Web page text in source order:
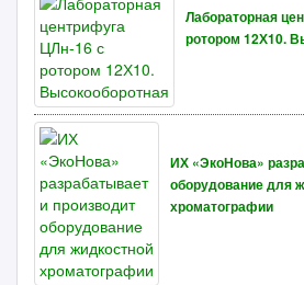
Лабораторная
ротором 12Х10.
ИХ «ЭкоНова»
оборудование для
хроматографии